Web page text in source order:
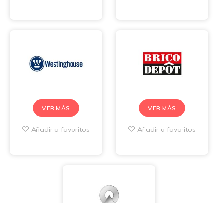
VER MÁS
Añadir a favoritos
VER MÁS
Añadir a favoritos